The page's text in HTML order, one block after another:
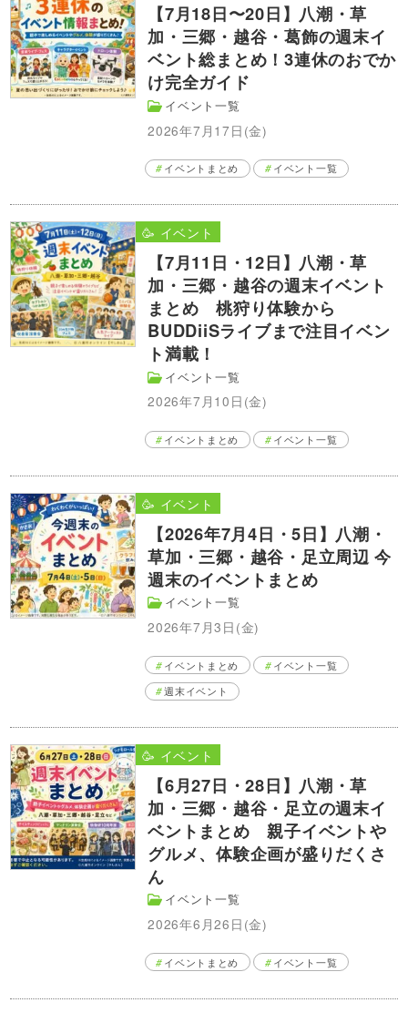
【7月18日〜20日】八潮・草
加・三郷・越谷・葛飾の週末イ
ベント総まとめ！3連休のおでか
け完全ガイド
イベント一覧
2026年7月17日(金)
イベントまとめ イベント一覧
【7月11日・12日】八潮・草
加・三郷・越谷の週末イベント
まとめ 桃狩り体験から
BUDDiiSライブまで注目イベン
ト満載！
イベント一覧
2026年7月10日(金)
🥳 イベント
イベントまとめ イベント一覧
【2026年7月4日・5日】八潮・
草加・三郷・越谷・足立周辺 今
週末のイベントまとめ
イベント一覧
2026年7月3日(金)
🥳 イベント
イベントまとめ
イベント一覧
週末イベント
【6月27日・28日】八潮・草
加・三郷・越谷・足立の週末イ
ベントまとめ 親子イベントや
グルメ、体験企画が盛りだくさ
ん
イベント一覧
2026年6月26日(金)
🥳 イベント
イベントまとめ イベント一覧